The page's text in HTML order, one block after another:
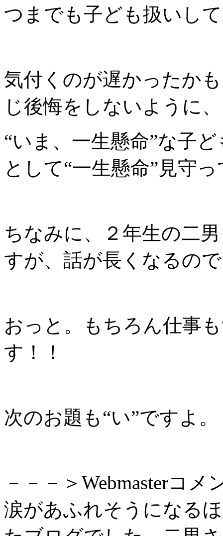
つまでも子ども扱いし
気付くのが遅かったか
じ後悔をしないように、
“いま、一生懸命”な子
として“一生懸命”見守
ちなみに、２年生の二
すが、話が長くなるの
おっと。もちろん仕事
す！！
次のお題も“い”ですよ。
－－－＞Webmasterコメ
涙があふれそうになる